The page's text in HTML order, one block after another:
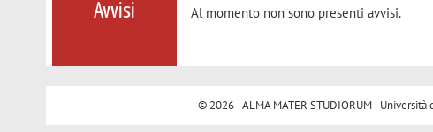
Avvisi Al momento non sono presenti avvisi.
© 2026 - ALMA MATER STUDIORUM -